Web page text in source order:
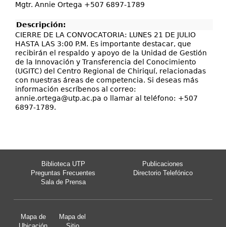
Mgtr. Annie Ortega +507 6897-1789
Descripción:
CIERRE DE LA CONVOCATORIA: LUNES 21 DE JULIO
HASTA LAS 3:00 P.M. Es importante destacar, que
recibirán el respaldo y apoyo de la Unidad de Gestión
de la Innovación y Transferencia del Conocimiento
(UGITC) del Centro Regional de Chiriquí, relacionadas
con nuestras áreas de competencia. Si deseas más
información escríbenos al correo:
annie.ortega@utp.ac.pa o llamar al teléfono: +507
6897-1789.
Biblioteca UTP
Publicaciones
Preguntas Frecuentes
Directorio Telefónico
Sala de Prensa
Mapa de
Mapa del